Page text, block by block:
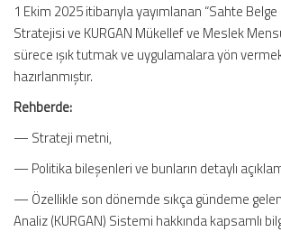
1 Ekim 2025 itibarıyla yayımlanan “Sahte
Stratejisi ve KURGAN Mükellef ve Meslek
sürece ışık tutmak ve uygulamalara yön
hazırlanmıştır.
Rehberde:
— Strateji metni,
— Politika bileşenleri ve bunların detaylı
— Özellikle son dönemde sıkça gündeme
Analiz (KURGAN) Sistemi hakkında kapsamlı